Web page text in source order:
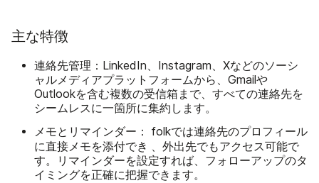
主な特徴
連絡先管理： LinkedIn、Instagram、Xなどのソーシ
ャルメディアプラットフォームから、Gmailや
Outlookを含む複数の受信箱まで、すべての連絡先を
シームレスに一箇所に集約します。
メモとリマインダー： folkでは連絡先のプロフィール
に直接メモを添付でき 、外出先でもアクセス可能で
す。リマインダーを設定すれば、フォローアップのタ
イミングを正確に把握できます。